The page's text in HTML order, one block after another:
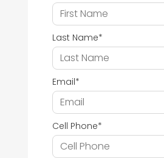
Last Name*
Email*
Cell Phone*